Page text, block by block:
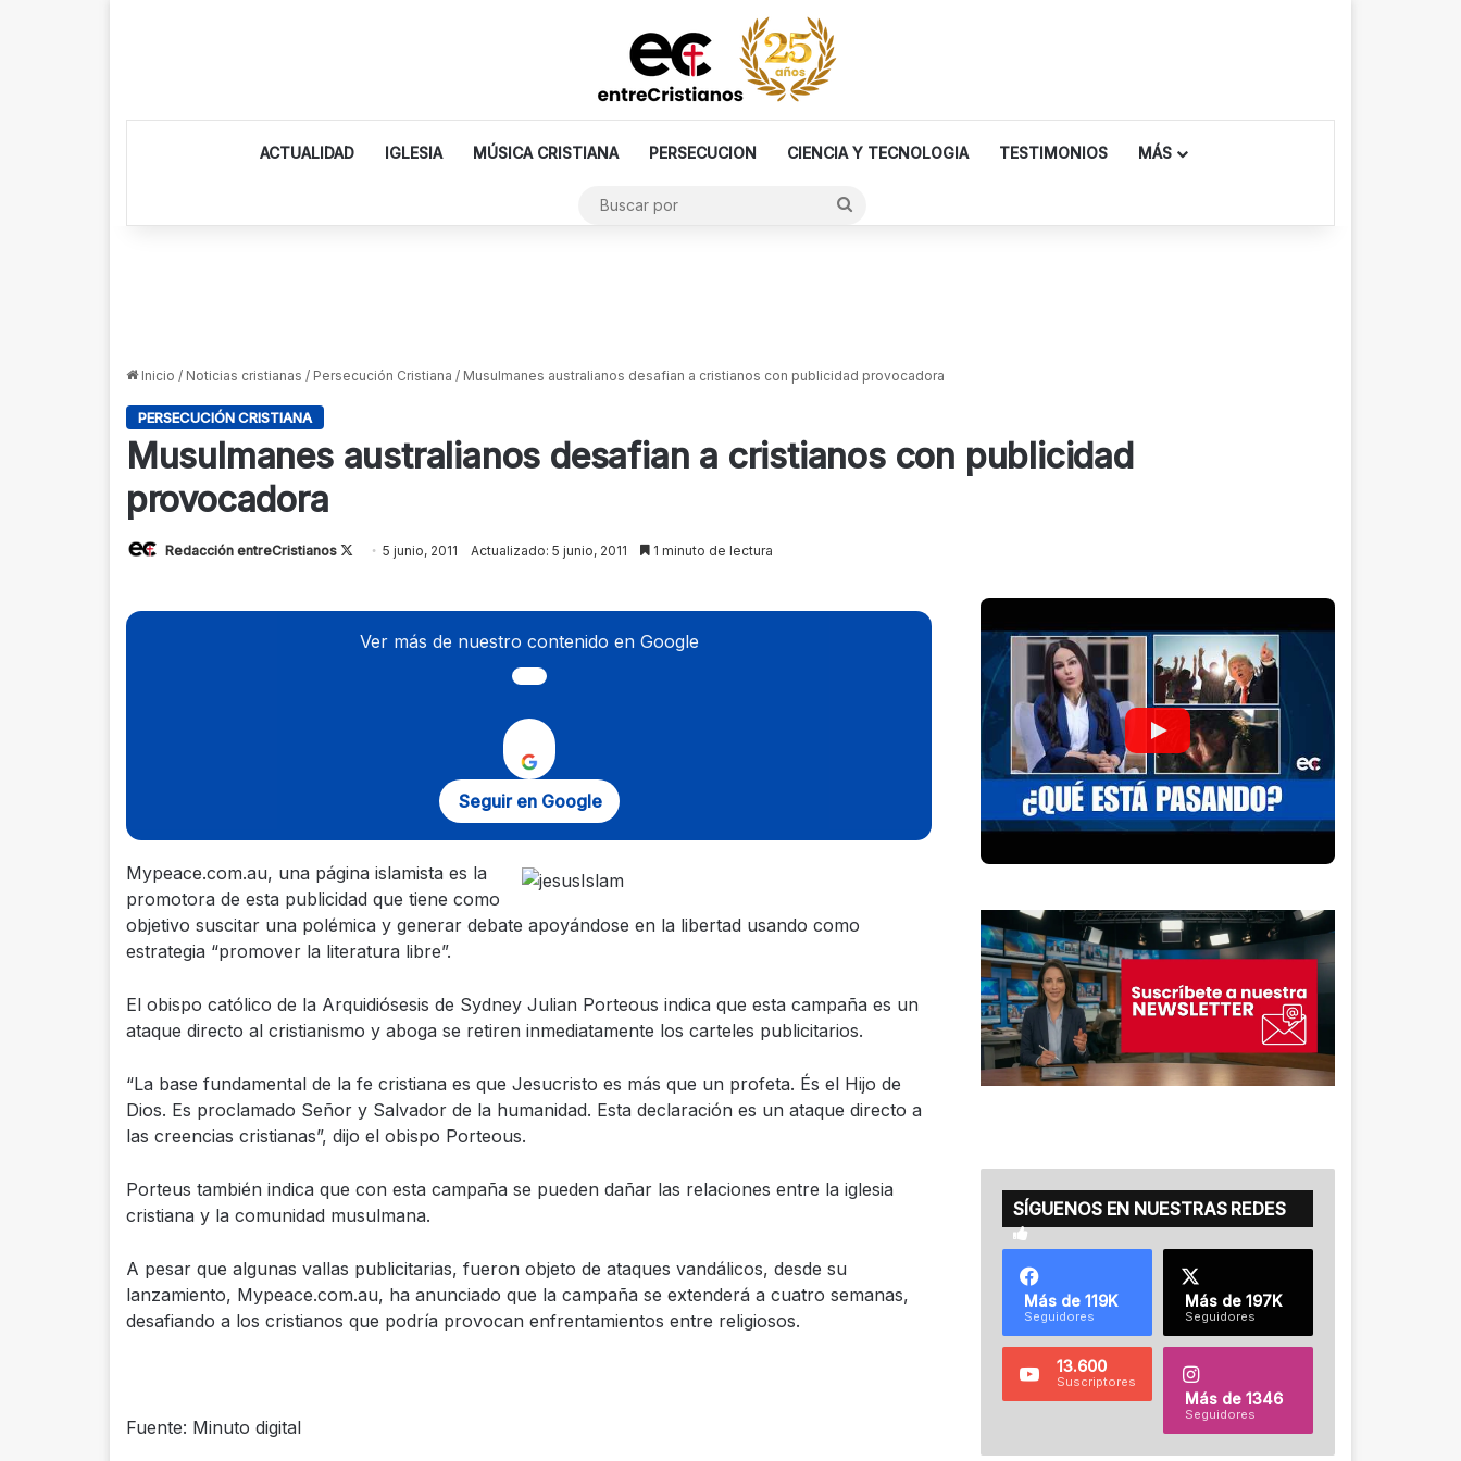
ACTUALIDAD IGLESIA MÚSICA CRISTIANA PERSECUCION CIENCIA Y TECNOLOGIA TESTIMONIOS MÁS
Inicio / Noticias cristianas / Persecución Cristiana / Musulmanes australianos desafian a cristianos con publicidad provocadora
PERSECUCIÓN CRISTIANA
Musulmanes australianos desafian a cristianos con publicidad
provocadora
Redacción entreCristianos
Follow5 junio, 2011 Actualizado: 5 junio, 2011 1 minuto de lectura
Ver más de nuestro contenido en Google
Seguir en Google
Mypeace.com.au, una página islamista es la
promotora de esta publicidad que tiene como
objetivo suscitar una polémica y generar debate apoyándose en la libertad usando como
estrategia “promover la literatura libre”.
El obispo católico de la Arquidiósesis de Sydney Julian Porteous indica que esta campaña es un
ataque directo al cristianismo y aboga se retiren inmediatamente los carteles publicitarios.
“La base fundamental de la fe cristiana es que Jesucristo es más que un profeta. És el Hijo de
Dios. Es proclamado Señor y Salvador de la humanidad. Esta declaración es un ataque directo a
las creencias cristianas”, dijo el obispo Porteous.
Porteus también indica que con esta campaña se pueden dañar las relaciones entre la iglesia
cristiana y la comunidad musulmana.
A pesar que algunas vallas publicitarias, fueron objeto de ataques vandálicos, desde su
lanzamiento, Mypeace.com.au, ha anunciado que la campaña se extenderá a cuatro semanas,
desafiando a los cristianos que podría provocan enfrentamientos entre religiosos.
Fuente: Minuto digital
SÍGUENOS EN NUESTRAS REDES
Más de 119K
Seguidores
Más de 197K
Seguidores
13.600
Suscriptores
Más de 1346
Seguidores